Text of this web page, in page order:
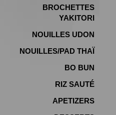
BROCHETTES
YAKITORI
NOUILLES UDON
NOUILLES/PAD THAÏ
BO BUN
RIZ SAUTÉ
APETIZERS